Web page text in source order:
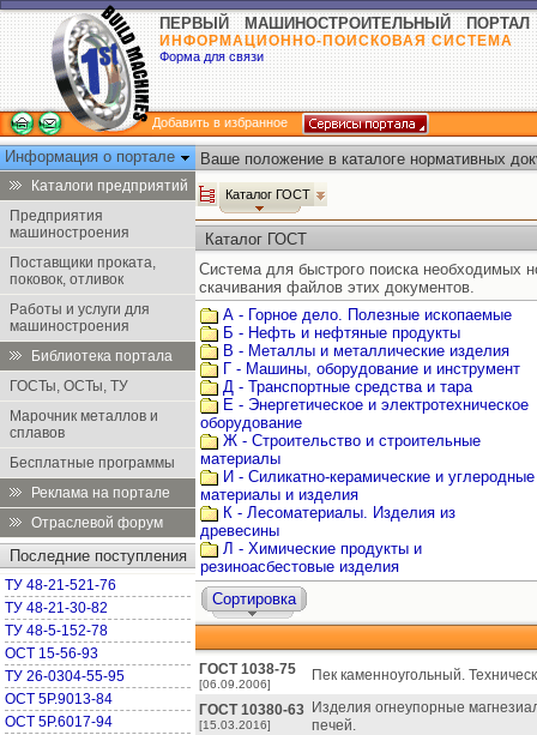
ПЕРВЫЙ МАШИНОСТРОИТЕЛЬНЫЙ ПОРТАЛ
ИНФОРМАЦИОННО-ПОИСКОВАЯ СИСТЕМА
Форма для связи
Добавить в избранное
Информация о портале
Каталоги предприятий
Предприятия
машиностроения
Поставщики проката,
поковок, отливок
Работы и услуги для
машиностроения
Библиотека портала
ГОСТы, ОСТы, ТУ
Марочник металлов и
сплавов
Бесплатные программы
Реклама на портале
Отраслевой форум
Последние поступления
ТУ 48-21-521-76
ТУ 48-21-30-82
ТУ 48-5-152-78
ОСТ 15-56-93
ТУ 26-0304-55-95
ОСТ 5Р.9013-84
ОСТ 5Р.6017-94
Ваше положение в каталоге нормативных
Каталог ГОСТ
Каталог ГОСТ
Система для быстрого поиска необходимых
скачивания файлов этих документов.
А - Горное дело. Полезные ископаемые
Б - Нефть и нефтяные продукты
В - Металлы и металлические изделия
Г - Машины, оборудование и инструмент
Д - Транспортные средства и тара
Е - Энергетическое и электротехническое
оборудование
Ж - Строительство и строительные
материалы
И - Силикатно-керамические и углеродные
материалы и изделия
К - Лесоматериалы. Изделия из
древесины
Л - Химические продукты и
резиноасбестовые изделия
Сортировка
ГОСТ 1038-75
[06.09.2006]
Пек каменноугольный.
ГОСТ 10380-63
[15.03.2016]
Изделия огнеупорные
печей.